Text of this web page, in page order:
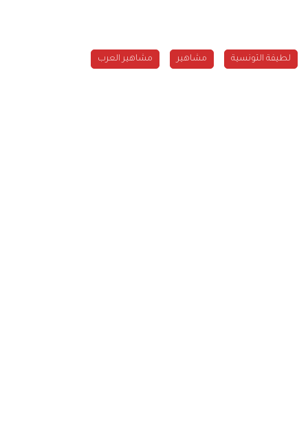
لطيفة التونسية مشاهير مشاهير العرب